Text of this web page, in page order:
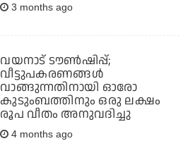
3 months ago
വയനാട് ടൗണ്‍ഷിപ്പ്;
വീട്ടുപകരണങ്ങള്‍
വാങ്ങുന്നതിനായി ഓരോ
കുടുംബത്തിനും ഒരു ലക്ഷം
രൂപ വീതം അനുവദിച്ചു
4 months ago